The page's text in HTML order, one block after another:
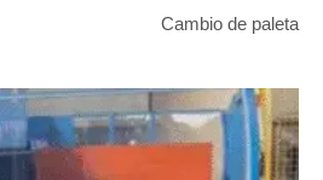
Cambio de paleta